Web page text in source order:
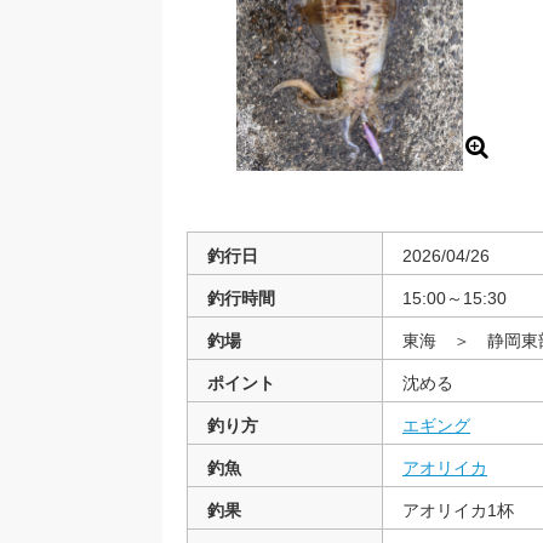
釣行日 2026/04/26
釣行時間 15:00～15:30
釣場 東海 ＞ 静岡
ポイント 沈める
釣り方 エギング
釣魚 アオリイカ
釣果 アオリイカ1杯